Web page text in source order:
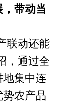
带动当
联动还能
，通过全
地集中连
势农产品